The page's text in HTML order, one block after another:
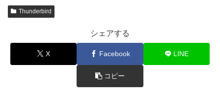
Thunderbird
シェアする
X Facebook LINE
コピー